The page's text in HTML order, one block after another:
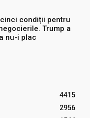
condiții pentru
Trump a
nu-i plac
4415
2956